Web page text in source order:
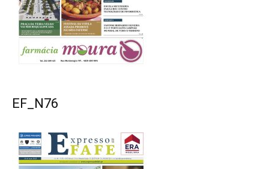
EF_N76